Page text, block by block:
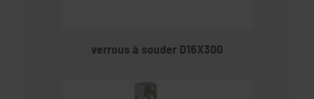
verrous à souder D16X300